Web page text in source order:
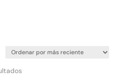
Ordenado